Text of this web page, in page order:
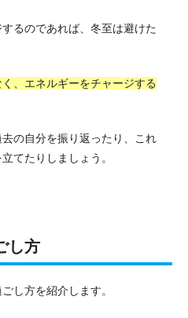
るのであれば、冬至は避けた
、エネルギーをチャージする
の自分を振り返ったり、これ
てたりしましょう。
し方
し方を紹介します。